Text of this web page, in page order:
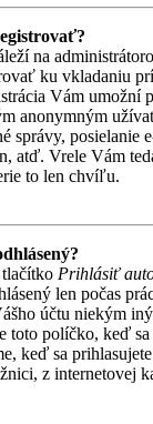
na
ku vkladaniu
Vám umožní
anonymným
správy, posielanie
atď. Vrele Vám
to len chvíľu.
Prihlásiť
len počas
účtu niekým
toto políčko, keď
keď sa
z internetovej